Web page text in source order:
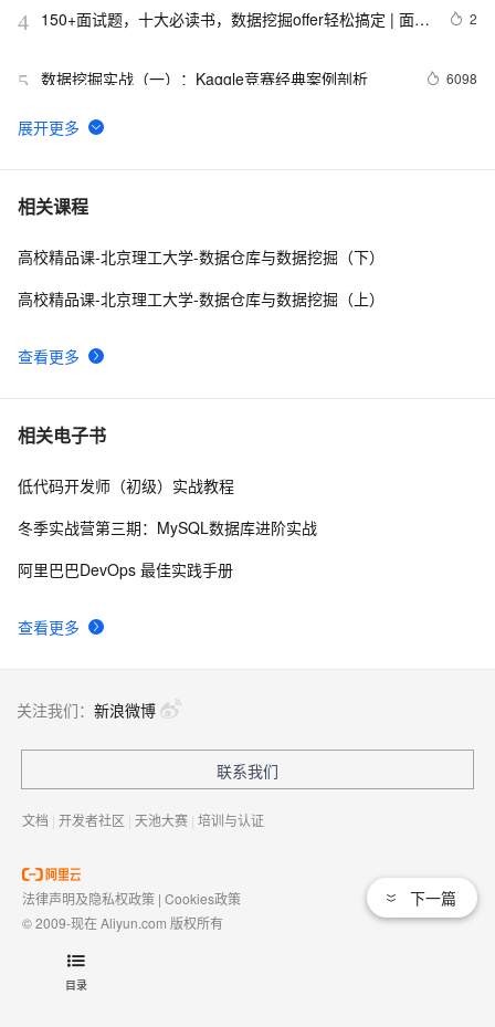
目录
4 150+面试题，十大必读书，数据挖掘offer轻松搞定 | 面试
2
5 数据挖掘实战（一）：Kaggle竞赛经典案例剖析 6098
6 资源总结——七步学习数据挖掘与数据科学
7 斯坦福数据挖掘Introduction
8 【数据挖掘】多项式回归原理介绍及实战应用（超详细
相关课程
查看更多
高校精品课-北京理工大学-数据仓库与数据挖掘（下）
高校精品课-北京理工大学-数据仓库与数据挖掘（上）
相关电子书
查看更多
低代码开发师（初级）实战教程
冬季实战营第三期：MySQL数据库进阶实战
阿里巴巴DevOps 最佳实践手册
下一篇
关注我们： 新浪微博
联系我们
文档 | 开发者社区 | 天池大赛 | 培训与认证
法律声明及隐私权政策 | Cookies政策
© 2009-现在 Aliyun.com 版权所有
域名注册服务机构许可：